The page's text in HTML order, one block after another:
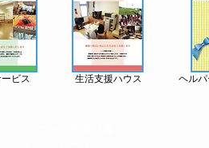
ビス 生活支援ハウス ヘル